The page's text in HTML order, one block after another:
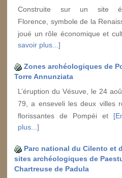
Construite sur un site
Florence, symbole de la
joué un rôle économique et
savoir plus...]
Zones archéologiques de
Torre Annunziata
L’éruption du Vésuve, le 24
79, a enseveli les deux villes
florissantes de Pompéi et
plus...]
Parc national du Cilento et
sites archéologiques de
Chartreuse de Padula